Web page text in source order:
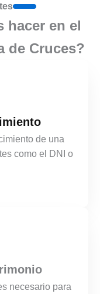
hacer en el
de Cruces?
de una
como el DNI o
necesario para